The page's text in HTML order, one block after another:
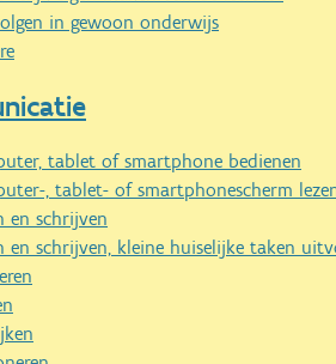
in gewoon onderwijs
tablet of smartphone bedienen
, tablet- of smartphonescherm
en schrijven
en schrijven, kleine huiselijke taken